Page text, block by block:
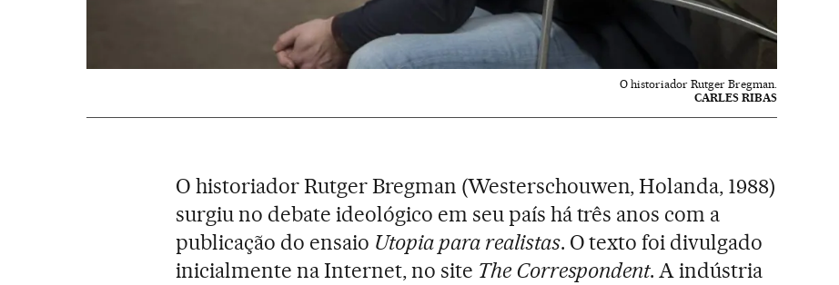
O historiador Rutger Bregman.
CARLES RIBAS
O historiador Rutger Bregman (Westerschouwen, Holanda, 1988)
surgiu no debate ideológico em seu país há três anos com a
publicação do ensaio Utopia para realistas. O texto foi divulgado
inicialmente na Internet, no site The Correspondent. A indústria